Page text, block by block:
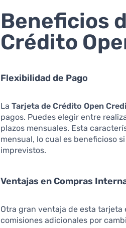
Beneficios
Crédito
Flexibilidad de Pago
LaTarjeta de Crédito Open
pagos. Puedes elegir entre
plazos mensuales. Esta
mensual, lo cual es beneficioso
imprevistos.
Ventajas en Compras
Otra gran ventaja de esta
comisiones adicionales por